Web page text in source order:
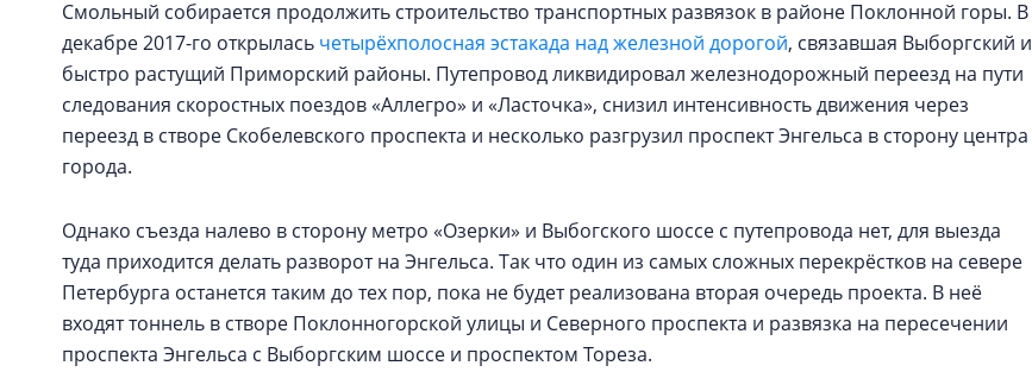
Смольный собирается продолжить строительство транспортных развязок в районе Поклонной горы. В
декабре 2017-го открылась четырёхполосная эстакада над железной дорогой, связавшая Выборгский и
быстро растущий Приморский районы. Путепровод ликвидировал железнодорожный переезд на пути
следования скоростных поездов «Аллегро» и «Ласточка», снизил интенсивность движения через
переезд в створе Скобелевского проспекта и несколько разгрузил проспект Энгельса в сторону центра
города.
Однако съезда налево в сторону метро «Озерки» и Выбогского шоссе с путепровода нет, для выезда
туда приходится делать разворот на Энгельса. Так что один из самых сложных перекрёстков на севере
Петербурга останется таким до тех пор, пока не будет реализована вторая очередь проекта. В неё
входят тоннель в створе Поклонногорской улицы и Северного проспекта и развязка на пересечении
проспекта Энгельса с Выборгским шоссе и проспектом Тореза.